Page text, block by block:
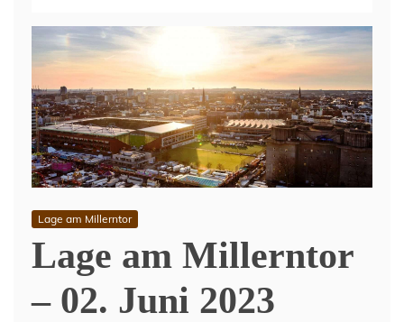
Lage am Millerntor
Lage am Millerntor
– 02. Juni 2023